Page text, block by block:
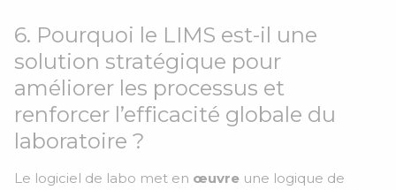
6. Pourquoi le LIMS est-il une
solution stratégique pour
améliorer les processus et
renforcer l’efficacité globale du
laboratoire ?
Le logiciel de labo met en œuvre une logique de